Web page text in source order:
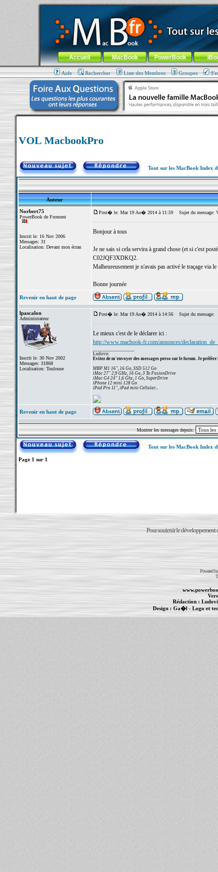
MacBook-fr.com : 100% Apple... 100% nomade !
Aller au contenu-Aller au menu général-Aller au menu de
Menu général
Accueil MacBook PowerBook
Aide Rechercher Liste des Membres Groupes
VOL MacbookPro
Tout sur les MacBook Index
Auteur
Norbert75
PowerBook de Froment
Inscrit le: 16 Nov 2006
Messages: 31
Localisation: Devant mon écran
Post� le: Mar 19 Ao� 2014 à 11:59 Sujet du message:
Bonjour à tous
Je ne sais si cela servira à grand chose (et si c'est
C02JQF3XDKQ2.
Malheureusement je n'avais pas activé le traçage via
Bonne journée
Revenir en haut de page
lpascalon
Administrateur
Inscrit le: 30 Nov 2002
Messages: 31868
Localisation: Toulouse
Post� le: Mar 19 Ao� 2014 à 14:56 Sujet du message:
Le mieux c'est de le déclarer ici :
http://www.macbook-fr.com/annonces/
Ludovic
Evitez de m'envoyer des messages perso sur le forum. Je préfère
MBP M1 16", 16 Go, SSD 512 Go
iMac 27" 2,9 GHz, 16 Go, 3 To FusionDrive
iMac G4 24" 1,6 Ghz, 1 Go, SuperDrive
iPhone 12 mini 128 Go
iPad Pro 11", iPad mini Cellular...
Revenir en haut de page
Montrer les messages depuis:
Tout sur les MacBook Index
Page 1 sur 1
Pour soutenir le développement
Powered
Rédaction :
Design :Ga�l- Logo et
MacBook Pro-